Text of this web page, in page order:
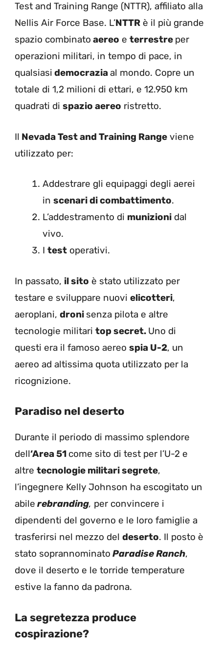
Test and Training Range (NTTR), affiliato alla
Nellis Air Force Base. L’NTTR è il più grande
spazio combinato aereo e terrestre per
operazioni militari, in tempo di pace, in
qualsiasi democraziaal mondo. Copre un
totale di 1,2 milioni di ettari, e 12.950 km
quadrati di spazio aereo ristretto.
Il Nevada Test and Training Range viene
utilizzato per:
Addestrare gli equipaggi degli aerei
in scenari di combattimento.
L’addestramento di munizioni dal
vivo.
I test operativi.
In passato, il sito è stato utilizzato per
testare e sviluppare nuovi elicotteri,
aeroplani, droni senza pilota e altre
tecnologie militari top secret. Uno di
questi era il famoso aereo spia U-2, un
aereo ad altissima quota utilizzato per la
ricognizione.
Paradiso nel deserto
Durante il periodo di massimo splendore
dell‘Area 51 come sito di test per l’U-2 e
altre tecnologie militari segrete,
l’ingegnere Kelly Johnson ha escogitato un
abile rebranding, per convincere i
dipendenti del governo e le loro famiglie a
trasferirsi nel mezzo del deserto. Il posto è
stato soprannominato Paradise Ranch,
dove il deserto e le torride temperature
estive la fanno da padrona.
La segretezza produce
cospirazione?